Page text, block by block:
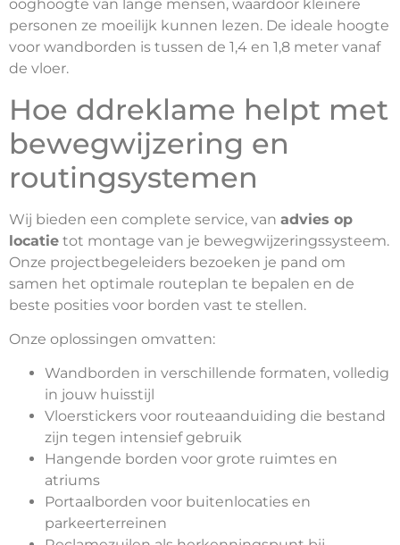
ooghoogte van lange mensen, waardoor kleinere
personen ze moeilijk kunnen lezen. De ideale hoogte
voor wandborden is tussen de 1,4 en 1,8 meter vanaf
de vloer.
Hoe ddreklame helpt met
bewegwijzering en
routingsystemen
Wij bieden een complete service, van advies op
locatie tot montage van je bewegwijzeringssysteem.
Onze projectbegeleiders bezoeken je pand om
samen het optimale routeplan te bepalen en de
beste posities voor borden vast te stellen.
Onze oplossingen omvatten:
Wandborden in verschillende formaten, volledig
in jouw huisstijl
Vloerstickers voor routeaanduiding die bestand
zijn tegen intensief gebruik
Hangende borden voor grote ruimtes en
atriums
Portaalborden voor buitenlocaties en
parkeerterreinen